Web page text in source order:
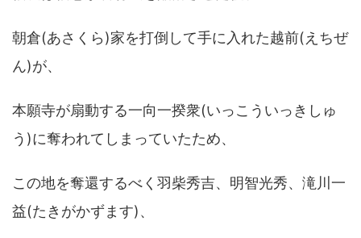
朝倉(あさくら)家を打倒して手に入れた越前(えちぜ
ん)が、
本願寺が扇動する一向一揆衆(いっこういっきしゅ
う)に奪われてしまっていたため、
この地を奪還するべく羽柴秀吉、明智光秀、滝川一
益(たきがかずます)、